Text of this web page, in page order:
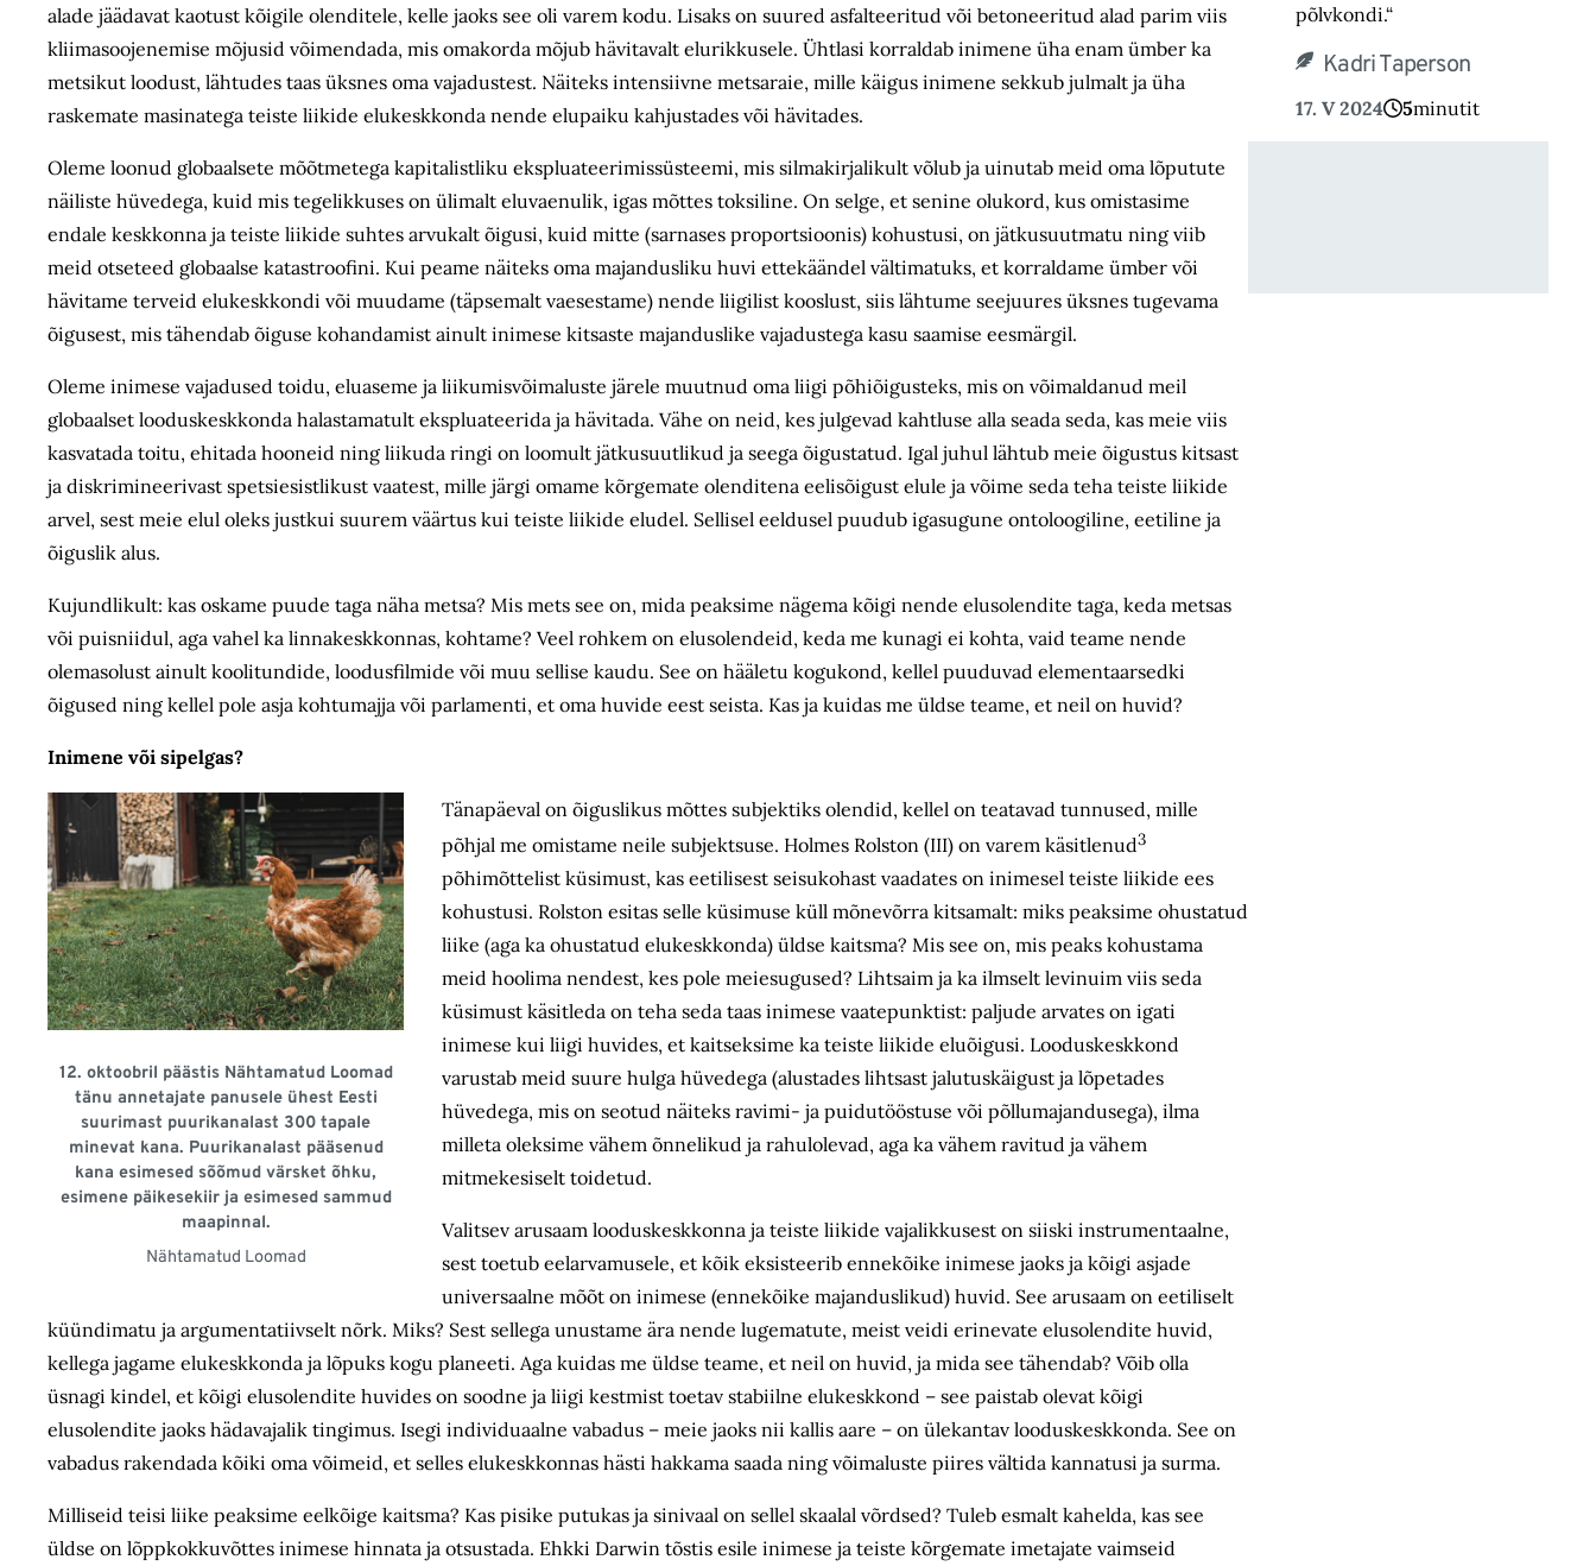
alade jäädavat kaotust kõigile olenditele, kelle jaoks see oli varem kodu. Lisaks on suured asfalteeritud või betoneeritud alad parim viis
kliimasoojenemise mõjusid võimendada, mis omakorda mõjub hävitavalt elurikkusele. Ühtlasi korraldab inimene üha enam ümber ka
metsikut loodust, lähtudes taas üksnes oma vajadustest. Näiteks intensiivne metsaraie, mille käigus inimene sekkub julmalt ja üha
raskemate masinatega teiste liikide elukeskkonda nende elupaiku kahjustades või hävitades.
Oleme loonud globaalsete mõõtmetega kapitalistliku ekspluateerimissüsteemi, mis silmakirjalikult võlub ja uinutab meid oma lõputute
näiliste hüvedega, kuid mis tegelikkuses on ülimalt eluvaenulik, igas mõttes toksiline. On selge, et senine olukord, kus omistasime
endale keskkonna ja teiste liikide suhtes arvukalt õigusi, kuid mitte (sarnases proportsioonis) kohustusi, on jätkusuutmatu ning viib
meid otseteed globaalse katastroofini. Kui peame näiteks oma majandusliku huvi ettekäändel vältimatuks, et korraldame ümber või
hävitame terveid elukeskkondi või muudame (täpsemalt vaesestame) nende liigilist kooslust, siis lähtume seejuures üksnes tugevama
õigusest, mis tähendab õiguse kohandamist ainult inimese kitsaste majanduslike vajadustega kasu saamise eesmärgil.
Oleme inimese vajadused toidu, eluaseme ja liikumisvõimaluste järele muutnud oma liigi põhiõigusteks, mis on võimaldanud meil
globaalset looduskeskkonda halastamatult ekspluateerida ja hävitada. Vähe on neid, kes julgevad kahtluse alla seada seda, kas meie viis
kasvatada toitu, ehitada hooneid ning liikuda ringi on loomult jätkusuutlikud ja seega õigustatud. Igal juhul lähtub meie õigustus kitsast
ja diskrimineerivast spetsiesistlikust vaatest, mille järgi omame kõrgemate olenditena eelisõigust elule ja võime seda teha teiste liikide
arvel, sest meie elul oleks justkui suurem väärtus kui teiste liikide eludel. Sellisel eeldusel puudub igasugune ontoloogiline, eetiline ja
õiguslik alus.
Kujundlikult: kas oskame puude taga näha metsa? Mis mets see on, mida peaksime nägema kõigi nende elusolendite taga, keda metsas
või puisniidul, aga vahel ka linnakeskkonnas, kohtame? Veel rohkem on elusolendeid, keda me kunagi ei kohta, vaid teame nende
olemasolust ainult koolitundide, loodusfilmide või muu sellise kaudu. See on hääletu kogukond, kellel puuduvad elementaarsedki
õigused ning kellel pole asja kohtumajja või parlamenti, et oma huvide eest seista. Kas ja kuidas me üldse teame, et neil on huvid?
Inimene või sipelgas?
12. oktoobril päästis Nähtamatud Loomad
tänu annetajate panusele ühest Eesti
suurimast puurikanalast 300 tapale
minevat kana. Puurikanalast pääsenud
kana esimesed sõõmud värsket õhku,
esimene päikesekiir ja esimesed sammud
maapinnal.
Nähtamatud Loomad
Tänapäeval on õiguslikus mõttes subjektiks olendid, kellel on teatavad tunnused, mille
põhjal me omistame neile subjektsuse. Holmes Rolston (III) on varem käsitlenud3
põhimõttelist küsimust, kas eetilisest seisukohast vaadates on inimesel teiste liikide ees
kohustusi. Rolston esitas selle küsimuse küll mõnevõrra kitsamalt: miks peaksime ohustatud
liike (aga ka ohustatud elukeskkonda) üldse kaitsma? Mis see on, mis peaks kohustama
meid hoolima nendest, kes pole meiesugused? Lihtsaim ja ka ilmselt levinuim viis seda
küsimust käsitleda on teha seda taas inimese vaatepunktist: paljude arvates on igati
inimese kui liigi huvides, et kaitseksime ka teiste liikide eluõigusi. Looduskeskkond
varustab meid suure hulga hüvedega (alustades lihtsast jalutuskäigust ja lõpetades
hüvedega, mis on seotud näiteks ravimi- ja puidutööstuse või põllumajandusega), ilma
milleta oleksime vähem õnnelikud ja rahulolevad, aga ka vähem ravitud ja vähem
mitmekesiselt toidetud.
Valitsev arusaam looduskeskkonna ja teiste liikide vajalikkusest on siiski instrumentaalne,
sest toetub eelarvamusele, et kõik eksisteerib ennekõike inimese jaoks ja kõigi asjade
universaalne mõõt on inimese (ennekõike majanduslikud) huvid. See arusaam on eetiliselt
küündimatu ja argumentatiivselt nõrk. Miks? Sest sellega unustame ära nende lugematute, meist veidi erinevate elusolendite huvid,
kellega jagame elukeskkonda ja lõpuks kogu planeeti. Aga kuidas me üldse teame, et neil on huvid, ja mida see tähendab? Võib olla
üsnagi kindel, et kõigi elusolendite huvides on soodne ja liigi kestmist toetav stabiilne elukeskkond – see paistab olevat kõigi
elusolendite jaoks hädavajalik tingimus. Isegi individuaalne vabadus – meie jaoks nii kallis aare – on ülekantav looduskeskkonda. See on
vabadus rakendada kõiki oma võimeid, et selles elukeskkonnas hästi hakkama saada ning võimaluste piires vältida kannatusi ja surma.
Milliseid teisi liike peaksime eelkõige kaitsma? Kas pisike putukas ja sinivaal on sellel skaalal võrdsed? Tuleb esmalt kahelda, kas see
üldse on lõppkokkuvõttes inimese hinnata ja otsustada. Ehkki Darwin tõstis esile inimese ja teiste kõrgemate imetajate vaimseid
põlvkondi.“
Kadri Taperson
17. V 2024 5minutit